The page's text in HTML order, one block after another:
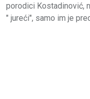
porodici Kostadinović,
" jureći", samo im je